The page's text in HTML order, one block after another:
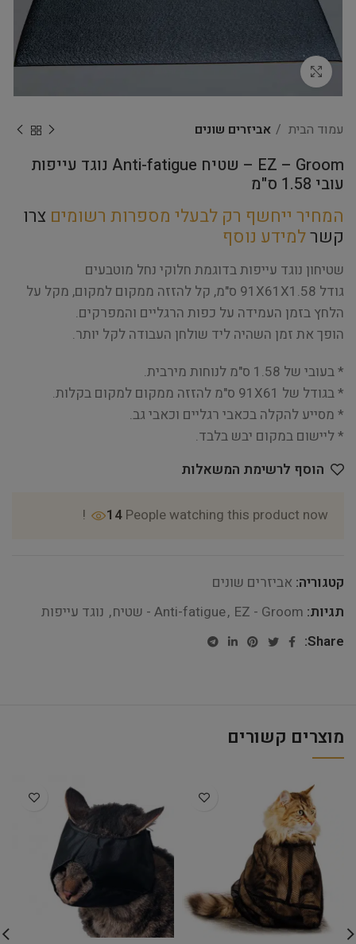
עמוד הבית אביזרים שונים
EZ – Groom – שטיח Anti-fatigue נוגד עייפות
עובי 1.58 ס"מ
המחיר ייחשף רק לבעלי מספרות רשומים צרו
קשרלמידע נוסף
שטיחון נוגד עייפות בדוגמת חלוקי נחל מוטבעים
גודל 91X61X1.58 ס"מ, קל להזזה ממקום למקום, מקל על
הלחץ בזמן העמידה על כפות הרגליים והמפרקים.
הופך את זמן השהיה ליד שולחן העבודה לקל יותר.
* בעובי של 1.58 ס"מ לנוחות מירבית.
* בגודל של 91X61 ס"מ להזזה ממקום למקום בקלות.
* מסייע להקלה בכאבי רגליים וכאבי גב.
* ליישום במקום יבש בלבד.
הוסף לרשימת המשאלות
14 People watching this product now!
קטגוריה: אביזרים שונים
תגיות:
Anti-fatigue, EZ - Groom - שטיח , נוגד עייפות
Share:
מוצרים קשורים